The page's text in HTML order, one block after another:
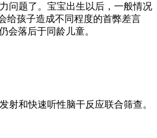
问题了。宝宝出生以后，一般情况
给孩子造成不同程度的首弊差言
会落后于同龄儿童。
射和快速听性脑干反应联合筛查。